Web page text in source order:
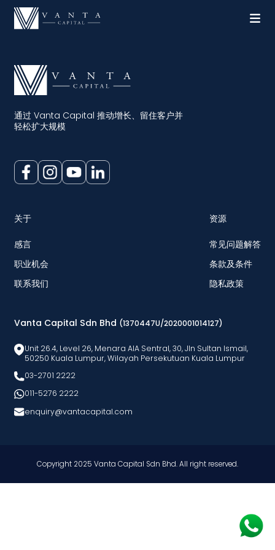
通过 Vanta Capital 推动增长、留住客户并
轻松扩大规模
关于
感言
职业机会
联系我们
资源
常见问题解答
条款及条件
隐私政策
Vanta Capital Sdn Bhd (1370447U/2020001014127)
Unit 26.4, Level 26, Menara AlA Sentral, 30, Jln Sultan Ismail,
50250 Kuala Lumpur, Wilayah Persekutuan Kuala Lumpur
03-2701 2222
011-5276 2222
enquiry@vantacapital.com
Copyright 2025 Vanta Capital Sdn Bhd. All right reserved.